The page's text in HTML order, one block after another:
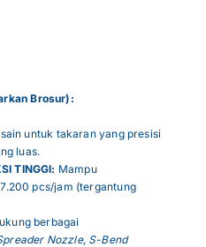
Brosur):
untuk takaran yang presisi
luas.
TINGGI: Mampu
pcs/jam (tergantung
berbagai
Nozzle, S-Bend